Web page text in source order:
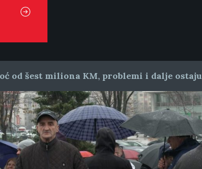
od šest miliona KM, problemi i dalje ostaju